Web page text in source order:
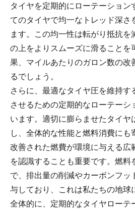
タイヤを定期的にローテーション
てのタイヤで均一なトレッド深さ
ます。この均一性は転がり抵抗を
の上をよりスムーズに滑ることを
果、マイルあたりのガロン数の改
るでしょう。
さらに、最適なタイヤ圧を維持す
させるための定期的なローテーシ
います。適切に膨らませたタイヤ
し、全体的な性能と燃料消費にも
改善された燃費が環境に与える広
を認識することも重要です。燃料
で、排出量の削減やカーボンフッ
与しており、これは私たちの地球
全体的に、定期的なタイヤローテ